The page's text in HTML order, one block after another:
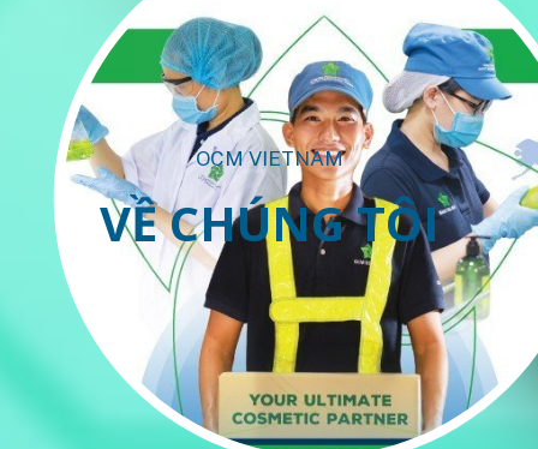
OCM VIETNAM
VỀ CHÚNG TÔI